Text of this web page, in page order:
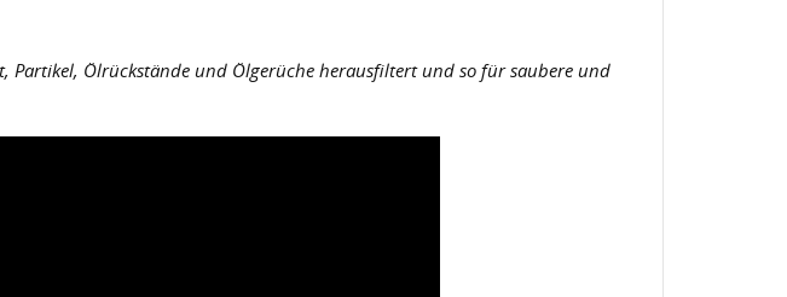
Ölrückstände und Ölgerüche herausfiltert und so für saubere und